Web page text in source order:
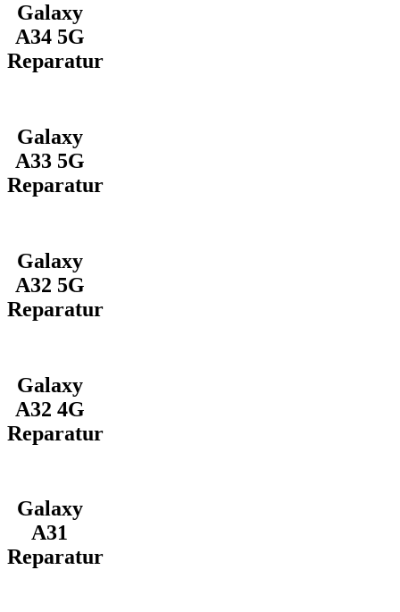
Galaxy
A34 5G
Reparatur
Galaxy
A33 5G
Reparatur
Galaxy
A32 5G
Reparatur
Galaxy
A32 4G
Reparatur
Galaxy
A31
Reparatur